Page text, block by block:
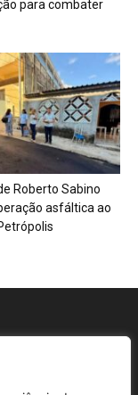
para combater
Roberto Sabino
asfáltica ao